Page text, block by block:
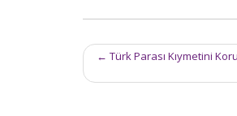
Post
navigation
← Türk Parası Kıymetini